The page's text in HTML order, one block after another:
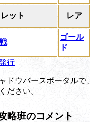
ット レア
ゴール
ド
行
ドウバースポータルで
ださい。
略班のコメント